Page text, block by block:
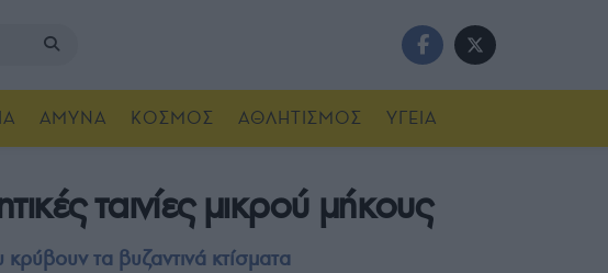
ΑΜΥΝΑ ΚΟΣΜΟΣ ΑΘΛΗΤΙΣΜΟΣ ΥΓΕΙΑ
ταινίες μικρού μήκους
κρύβουν τα βυζαντινά κτίσματα